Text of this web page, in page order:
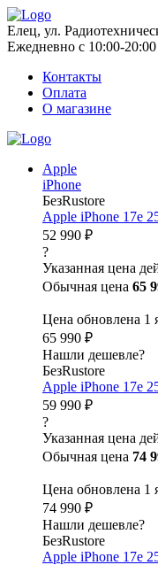
Елец, ул.
Ежедневно с 10:00-20:00
Контакты
Оплата
О магазине
Apple
iPhone
БезRustore
Apple iPhone 17e
52 990 ₽
?
Указанная цена
Обычная цена 65
Цена обновлена 1
65 990 ₽
Нашли дешевле?
БезRustore
Apple iPhone 17e
59 990 ₽
?
Указанная цена
Обычная цена 74
Цена обновлена 1
74 990 ₽
Нашли дешевле?
БезRustore
Apple iPhone 17e